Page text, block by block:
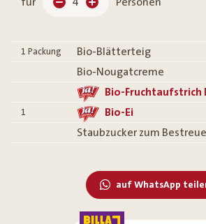
1 Packung
Bio-Blätterteig
Bio-Nougatcreme
Bio-Fruchtaufstrich
1
Bio-Ei
Staubzucker zum
auf WhatsApp